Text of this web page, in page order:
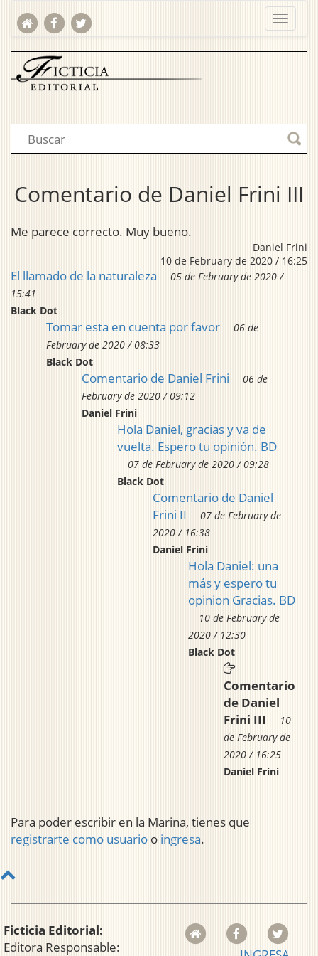
Comentario de Daniel Frini III
Me parece correcto. Muy bueno.
Daniel Frini
10 de February de 2020 / 16:25
El llamado de la naturaleza
05 de February de 2020 /
15:41
Black Dot
Tomar esta en cuenta por favor
06 de
February de 2020 / 08:33
Black Dot
Comentario de Daniel Frini
06 de
February de 2020 / 09:12
Daniel Frini
Hola Daniel, gracias y va de
vuelta. Espero tu opinión. BD
07 de February de 2020 / 09:28
Black Dot
Comentario de Daniel
Frini II
07 de February de
2020 / 16:38
Daniel Frini
Hola Daniel: una
más y espero tu
opinion Gracias. BD
10 de February de
2020 / 12:30
Black Dot
Comentario
de Daniel
Frini III
10
de February de
2020 / 16:25
Daniel Frini
Para poder escribir en la Marina, tienes que
registrarte como usuario o ingresa.
Ficticia Editorial:
Editora Responsable: